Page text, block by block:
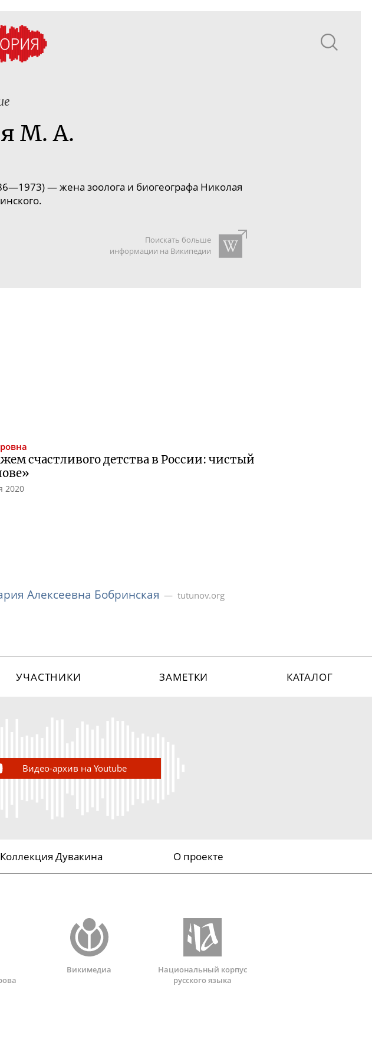
М. А.
— жена зоолога и биогеографа Николая
Поискать больше
информации на Википедии
счастливого детства в России: чистый
2020
Алексеевна Бобринская tutunov.org
УЧАСТНИКИ ЗАМЕТКИ КАТАЛОГ
Видео-архив на Youtube
Коллекция Дувакина О проекте
Викимедиа
Национальный корпус
русского языка